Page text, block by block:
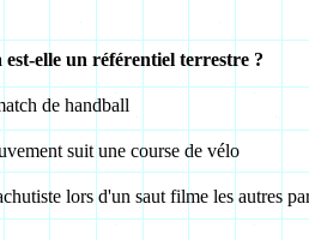
est-elle un référentiel terrestre ?
de handball
suit une course de vélo
lors d'un saut filme les autres